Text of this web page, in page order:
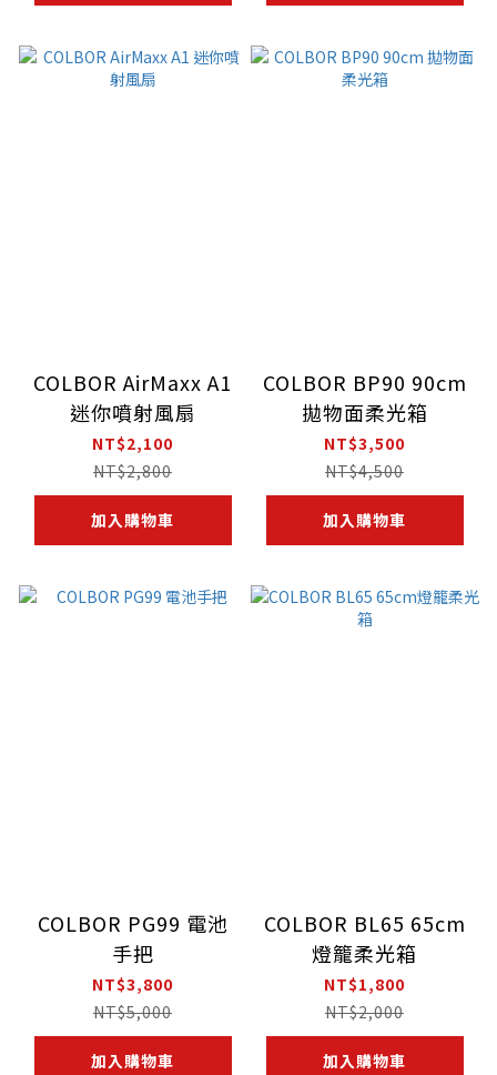
COLBOR AirMaxx A1
迷你噴射風扇
NT$2,100
NT$2,800
加入購物車
COLBOR BP90 90cm
拋物面柔光箱
NT$3,500
NT$4,500
加入購物車
COLBOR PG99 電池
手把
NT$3,800
NT$5,000
加入購物車
COLBOR BL65 65cm
燈籠柔光箱
NT$1,800
NT$2,000
加入購物車